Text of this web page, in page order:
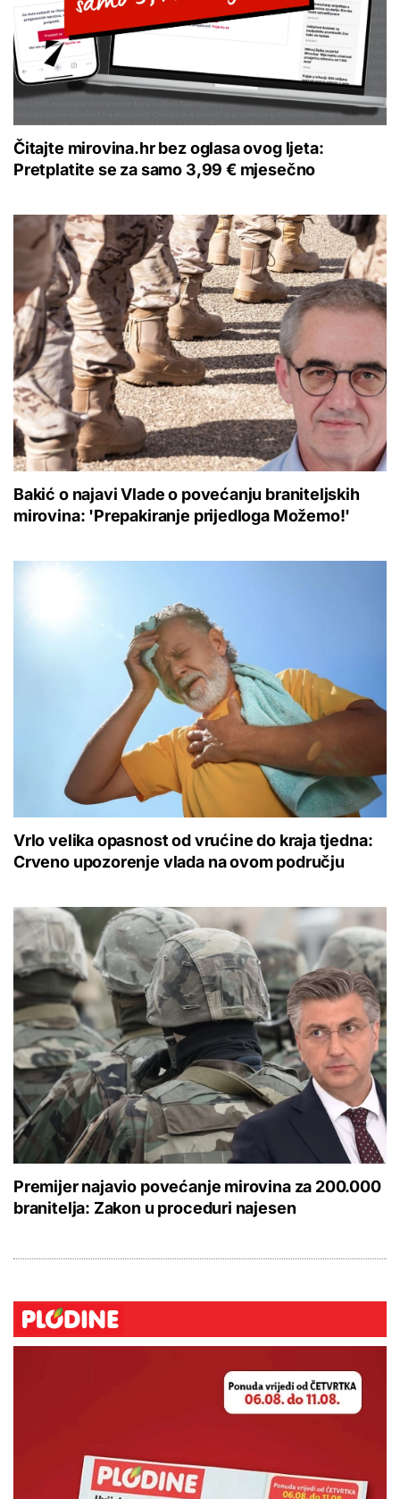
Čitajte mirovina.hr bez oglasa ovog ljeta:
Pretplatite se za samo 3,99 € mjesečno
Bakić o najavi Vlade o povećanju braniteljskih
mirovina: 'Prepakiranje prijedloga Možemo!'
Vrlo velika opasnost od vrućine do kraja tjedna:
Crveno upozorenje vlada na ovom području
Premijer najavio povećanje mirovina za 200.000
branitelja: Zakon u proceduri najesen